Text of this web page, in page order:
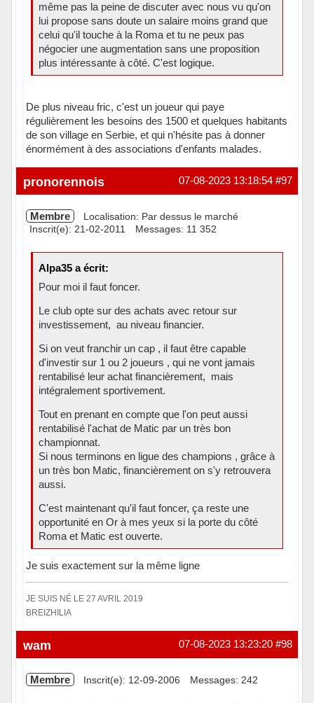
même pas la peine de discuter avec nous vu qu'on
lui propose sans doute un salaire moins grand que
celui qu'il touche à la Roma et tu ne peux pas
négocier une augmentation sans une proposition
plus intéressante à côté. C'est logique.
De plus niveau fric, c'est un joueur qui paye
régulièrement les besoins des 1500 et quelques habitants
de son village en Serbie, et qui n'hésite pas à donner
énormément à des associations d'enfants malades.
Hors ligne #97
07-08-2023 13:18:54
pronorennois
Membre
Localisation: Par dessus le marché
Inscrit(e): 21-02-2011
Messages: 11 352
Alpa35 a écrit:
Pour moi il faut foncer.
Le club opte sur des achats avec retour sur
investissement, au niveau financier.
Si on veut franchir un cap , il faut être capable
d'investir sur 1 ou 2 joueurs , qui ne vont jamais
rentabilisé leur achat financièrement, mais
intégralement sportivement.
Tout en prenant en compte que l'on peut aussi
rentabilisé l'achat de Matic par un très bon
championnat.
Si nous terminons en ligue des champions , grâce à
un très bon Matic, financièrement on s'y retrouvera
aussi.
C'est maintenant qu'il faut foncer, ça reste une
opportunité en Or à mes yeux si la porte du côté
Roma et Matic est ouverte.
Je suis exactement sur la même ligne
JE SUIS NÉ LE 27 AVRIL 2019
BREIZHILIA
Hors ligne #98
07-08-2023 13:23:20
wam
Membre Inscrit(e): 12-09-2006 Messages: 242